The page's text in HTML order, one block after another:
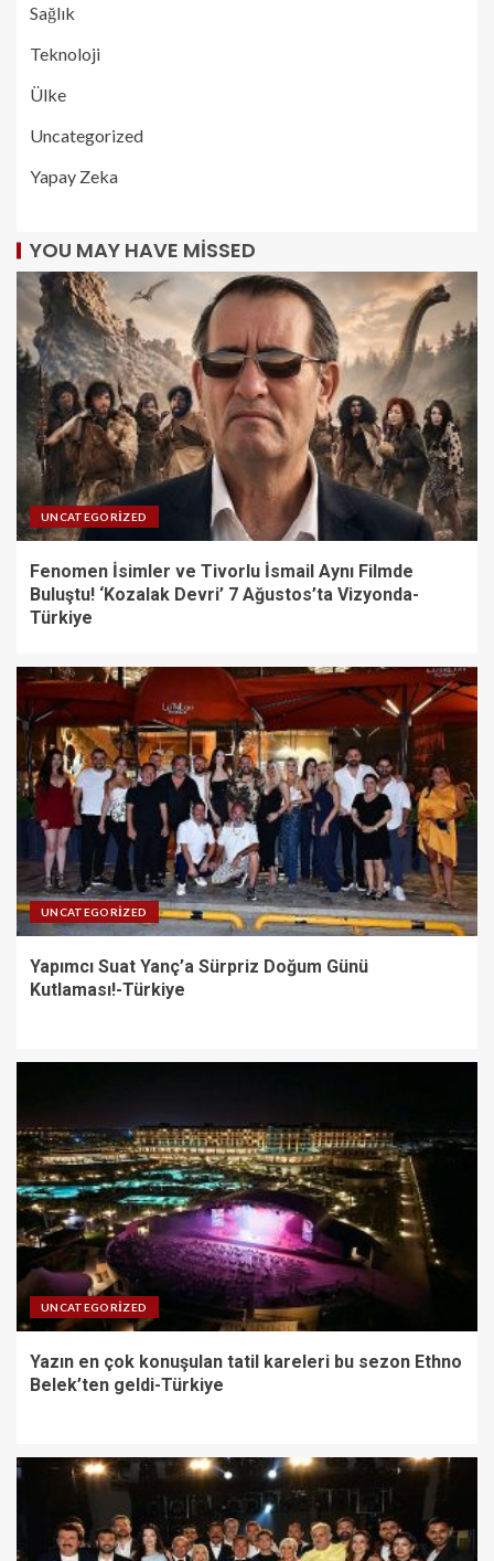
Sağlık
Teknoloji
Ülke
Uncategorized
Yapay Zeka
YOU MAY HAVE MISSED
UNCATEGORIZED
Fenomen İsimler ve Tivorlu İsmail Aynı Filmde
Buluştu! ‘Kozalak Devri’ 7 Ağustos’ta Vizyonda-
Türkiye
UNCATEGORIZED
Yapımcı Suat Yanç’a Sürpriz Doğum Günü
Kutlaması!-Türkiye
UNCATEGORIZED
Yazın en çok konuşulan tatil kareleri bu sezon Ethno
Belek’ten geldi-Türkiye